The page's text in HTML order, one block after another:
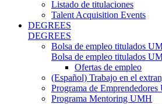
Listado de titulaciones
Talent Acquisition Events
DEGREES
DEGREES
Bolsa de empleo titulados
Bolsa de empleo titulados
Ofertas de empleo
(Español) Trabajo en el
Programa de
Programa Mentoring UMH